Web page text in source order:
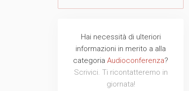
Hai necessità di ulteriori
informazioni in merito a alla
categoria Audioconferenza?
Scrivici. Ti ricontatteremo in
giornata!